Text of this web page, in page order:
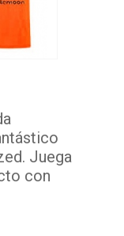
Juega
con